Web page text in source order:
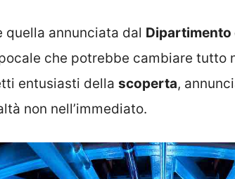
annunciata dal Dipartimento
che potrebbe cambiare tutto
entusiasti della scoperta,
non nell’immediato.